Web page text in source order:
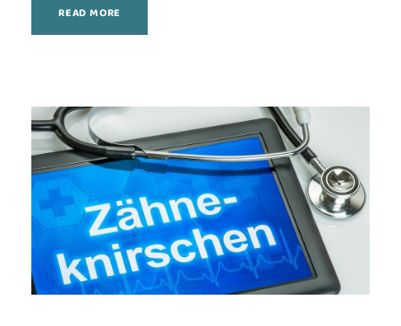
READ MORE